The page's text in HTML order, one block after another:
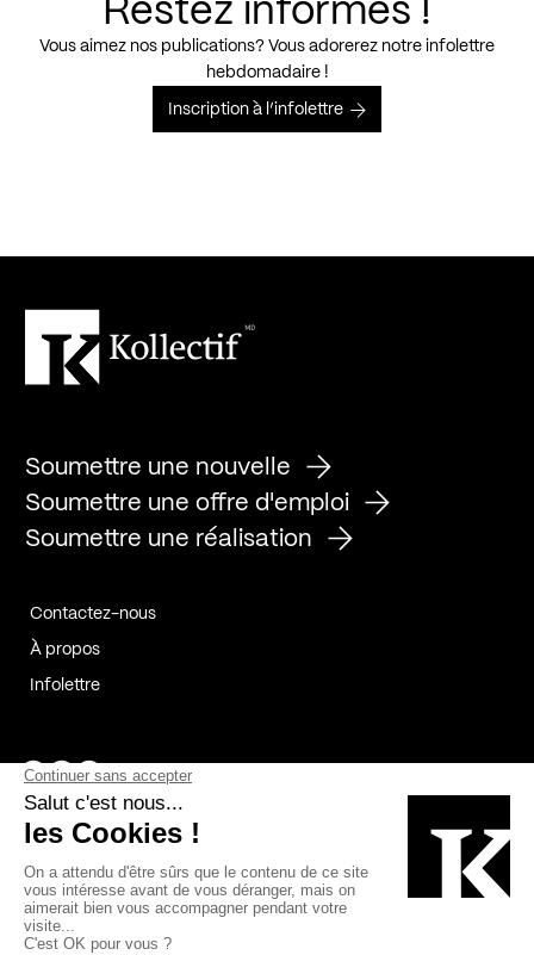
Restez informés !
Vous aimez nos publications? Vous adorerez notre infolettre
hebdomadaire !
Inscription à l’infolettre
Soumettre une nouvelle
Soumettre une offre d'emploi
Soumettre une réalisation
Contactez-nous
À propos
Infolettre
Page Facebook de Kollectif
Page Instagram de Kollectif
Page Linkedin de Kollectif